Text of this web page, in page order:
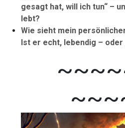
gesagt hat, will ich tun“ –
lebt?
Wie sieht mein
Ist er echt, lebendig –